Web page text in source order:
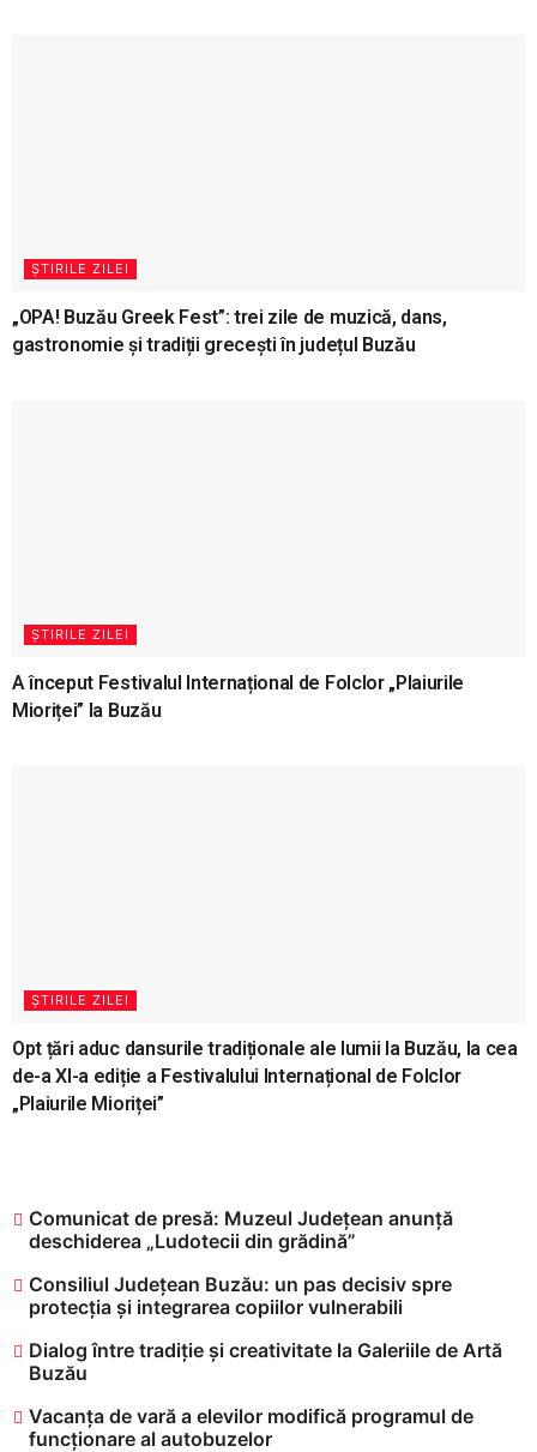
ȘTIRILE ZILEI
„OPA! Buzău Greek Fest”: trei zile de muzică, dans,
gastronomie și tradiții grecești în județul Buzău
ȘTIRILE ZILEI
A început Festivalul Internațional de Folclor „Plaiurile
Mioriței” la Buzău
ȘTIRILE ZILEI
Opt țări aduc dansurile tradiționale ale lumii la Buzău, la cea
de-a XI-a ediție a Festivalului Internațional de Folclor
„Plaiurile Mioriței”
Comunicat de presă: Muzeul Județean anunță
deschiderea „Ludotecii din grădină”
Consiliul Județean Buzău: un pas decisiv spre
protecția și integrarea copiilor vulnerabili
Dialog între tradiție și creativitate la Galeriile de Artă
Buzău
Vacanța de vară a elevilor modifică programul de
funcționare al autobuzelor